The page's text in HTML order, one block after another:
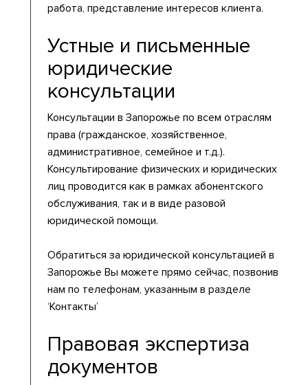
работа, представление интересов клиента.
Устные и письменные
юридические
консультации
Консультации в Запорожье по всем отраслям
права (гражданское, хозяйственное,
административное, семейное и т.д.).
Консультирование физических и юридических
лиц проводится как в рамках абонентского
обслуживания, так и в виде разовой
юридической помощи.
Обратиться за юридической консультацией в
Запорожье Вы можете прямо сейчас, позвонив
нам по телефонам, указанным в разделе
‘Контакты’
Правовая экспертиза
документов